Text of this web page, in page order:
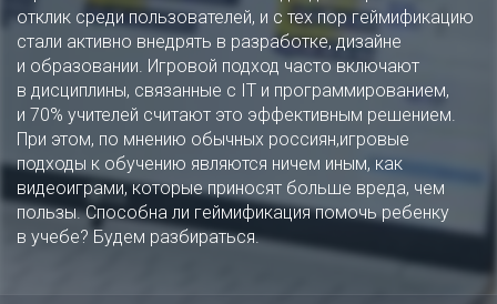
отклик среди пользователей, и с тех пор геймификацию
стали активно внедрять в разработке, дизайне
и образовании. Игровой подход часто включают
в дисциплины, связанные с IT и программированием,
и 70% учителей считают это эффективным решением.
При этом, по мнению обычных россиян,игровые
подходы к обучению являются ничем иным, как
видеоиграми, которые приносят больше вреда, чем
пользы. Способна ли геймификация помочь ребенку
в учебе? Будем разбираться.